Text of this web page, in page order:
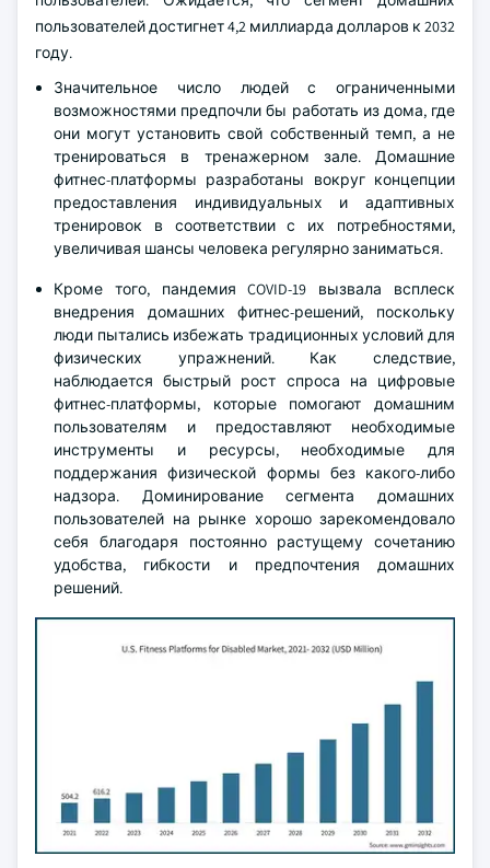
пользователей достигнет 4,2 миллиарда долларов к 2032
году.
Значительное число людей с ограниченными
возможностями предпочли бы работать из дома, где
они могут установить свой собственный темп, а не
тренироваться в тренажерном зале. Домашние
фитнес-платформы разработаны вокруг концепции
предоставления индивидуальных и адаптивных
тренировок в соответствии с их потребностями,
увеличивая шансы человека регулярно заниматься.
Кроме того, пандемия COVID-19 вызвала всплеск
внедрения домашних фитнес-решений, поскольку
люди пытались избежать традиционных условий для
физических упражнений. Как следствие,
наблюдается быстрый рост спроса на цифровые
фитнес-платформы, которые помогают домашним
пользователям и предоставляют необходимые
инструменты и ресурсы, необходимые для
поддержания физической формы без какого-либо
надзора. Доминирование сегмента домашних
пользователей на рынке хорошо зарекомендовало
себя благодаря постоянно растущему сочетанию
удобства, гибкости и предпочтения домашних
решений.